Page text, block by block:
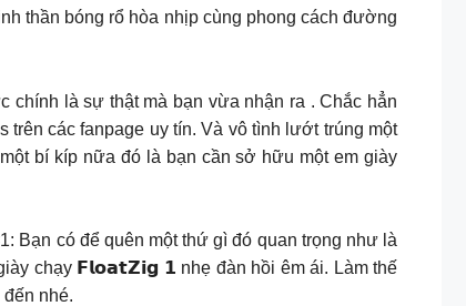
thần bóng rổ hòa nhịp cùng phong cách đường
là sự thật mà bạn vừa nhận ra . Chắc hẳn
các fanpage uy tín. Và vô tình lướt trúng một
bí kíp nữa đó là bạn cần sở hữu một em giày
có để quên một thứ gì đó quan trọng như là
chạy 𝗙𝗹𝗼𝗮𝘁𝗭𝗶𝗴 𝟭 nhẹ đàn hồi êm ái. Làm thế
nhé.